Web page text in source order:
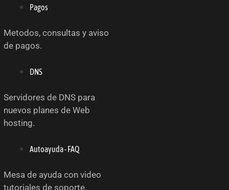
Pagos
Metodos, consultas y aviso
de pagos.
DNS
Servidores de DNS para
nuevos planes de Web
hosting.
Autoayuda - FAQ
Mesa de ayuda con video
tutoriales de soporte.